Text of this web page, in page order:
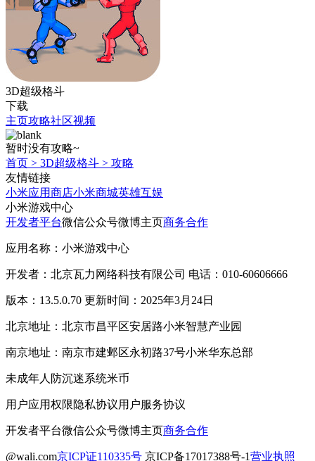
3D超级格斗
下载
主页攻略社区视频
暂时没有攻略~
首页 > 3D超级格斗 > 攻略
友情链接
小米应用商店小米商城英雄互娱
小米游戏中心
开发者平台微信公众号微博主页商务合作
应用名称：小米游戏中心
开发者：北京瓦力网络科技有限公司 电话：010-60606666
版本：13.5.0.70 更新时间：2025年3月24日
北京地址：北京市昌平区安居路小米智慧产业园
南京地址：南京市建邺区永初路37号小米华东总部
未成年人防沉迷系统米币
用户应用权限隐私协议用户服务协议
开发者平台微信公众号微博主页商务合作
@wali.com京ICP证110335号 京ICP备17017388号-1营业执照